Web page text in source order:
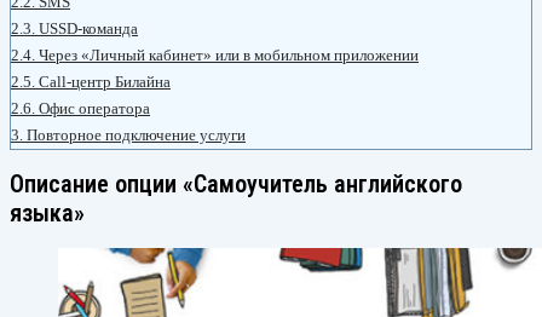
2.3. USSD-команда
2.4. Через «Личный кабинет» или в мобильном приложении
2.5. Call-центр Билайна
2.6. Офис оператора
3. Повторное подключение услуги
Описание опции «Самоучитель английского
языка»